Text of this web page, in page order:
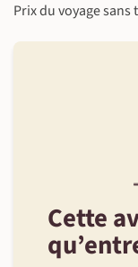
Prix du voyage
Cette